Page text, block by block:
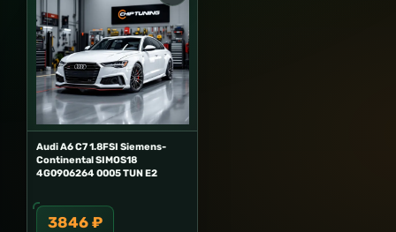
Audi A6 C7 1.8FSI Siemens-
Continental SIMOS18
4G0906264 0005 TUN E2
3846 ₽